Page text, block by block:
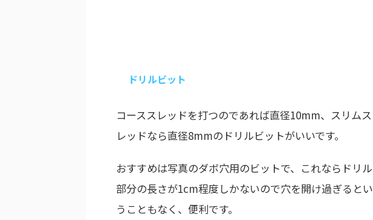
ドリルビット
コーススレッドを打つのであれば直径10mm、スリムス
レッドなら直径8mmのドリルビットがいいです。
おすすめは写真のダボ穴用のビットで、これならドリル
部分の長さが1cm程度しかないので穴を開け過ぎるとい
うこともなく、便利です。